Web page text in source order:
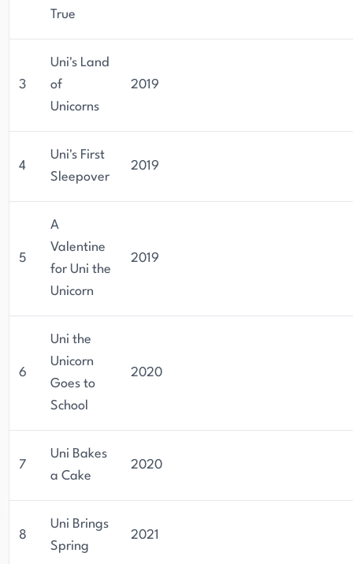
True
3
Uni's Land
of
Unicorns
2019
4
Uni's First
Sleepover
2019
5
A
Valentine
for Uni the
Unicorn
2019
6
Uni the
Unicorn
Goes to
School
2020
7
Uni Bakes
a Cake
2020
8
Uni Brings
Spring
2021